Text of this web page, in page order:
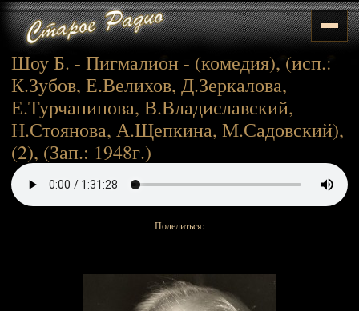
Шоу Б. - Пигмалион - (комедия), (исп.:
К.Зубов, Е.Велихов, Д.Зеркалова,
Е.Турчанинова, В.Владиславский,
Н.Стоянова, А.Щепкина, М.Садовский),
(2), (Зап.: 1948г.)
Поделиться: